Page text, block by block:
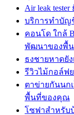
Air leak
บริการทำบัญ
คอนโด ใกล้
พัฒนาของพื้
ธงชายหาดยั
รีวิวไม้กอล์ฟ
ตาข่ายกันนก
พื้นที่ของคุณ
โซฟาสำหรับ